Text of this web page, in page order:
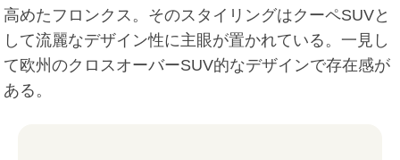
高めたフロンクス。そのスタイリングはクーペSUVと
して流麗なデザイン性に主眼が置かれている。一見し
て欧州のクロスオーバーSUV的なデザインで存在感が
ある。